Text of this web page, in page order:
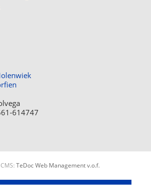
614747
TeDoc Web Management v.o.f.